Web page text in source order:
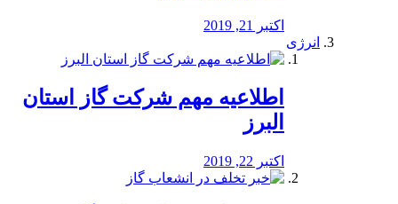
اکتبر 21, 2019
انرژی
️اطلاعیه مهم شرکت گاز استان
البرز
اکتبر 22, 2019